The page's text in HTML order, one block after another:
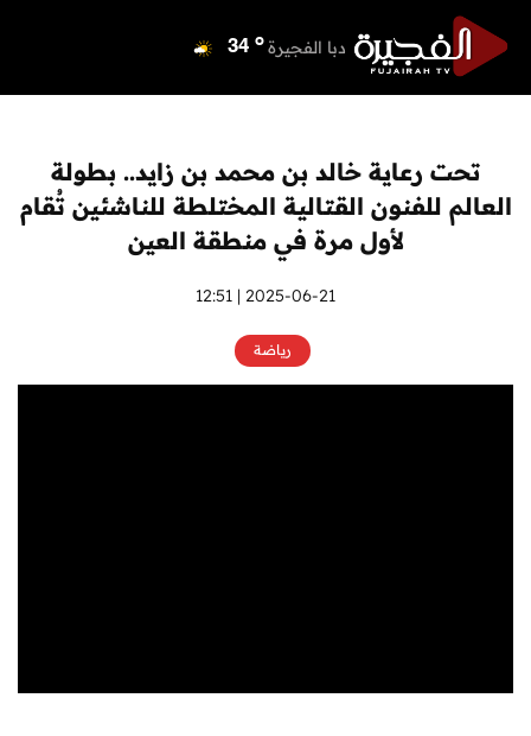
دبا الفجيرة 34 o
أم القيوين o
راس الخيمة o
الفجيرة o
تحت رعاية خالد بن محمد بن زايد.. بطولة
العالم للفنون القتالية المختلطة للناشئين تُقام
لأول مرة في منطقة العين
2025-06-21 | 12:51
رياضة